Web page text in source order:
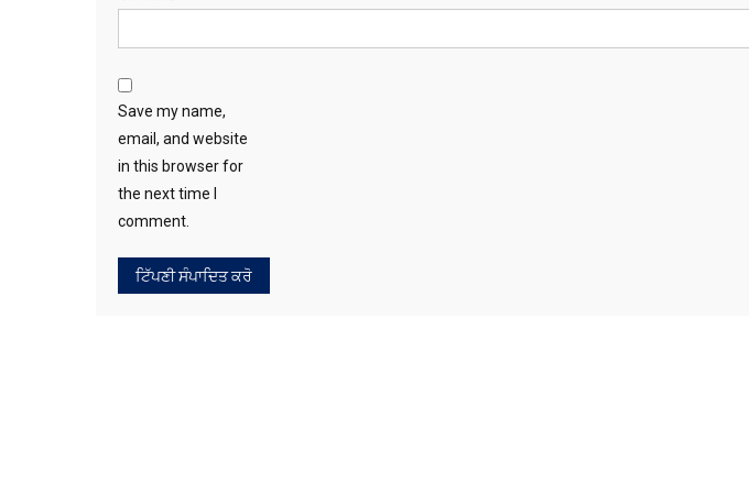
Save my name,
email, and website
in this browser for
the next time I
comment.